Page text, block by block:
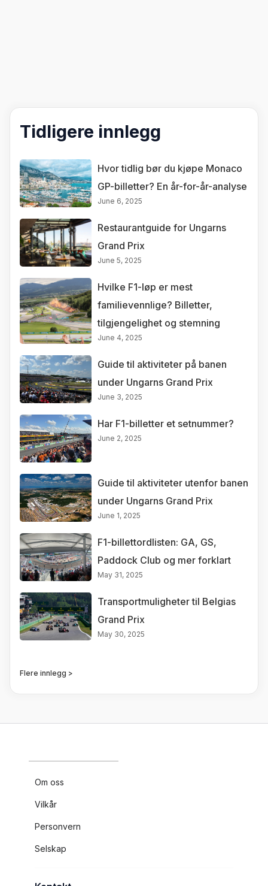
Tidligere innlegg
Hvor tidlig bør du kjøpe Monaco
GP-billetter? En år-for-år-analyse
June 6, 2025
Restaurantguide for Ungarns
Grand Prix
June 5, 2025
Hvilke F1-løp er mest
familievennlige? Billetter,
tilgjengelighet og stemning
June 4, 2025
Guide til aktiviteter på banen
under Ungarns Grand Prix
June 3, 2025
Har F1-billetter et setnummer?
June 2, 2025
Guide til aktiviteter utenfor banen
under Ungarns Grand Prix
June 1, 2025
F1-billettordlisten: GA, GS,
Paddock Club og mer forklart
May 31, 2025
Transportmuligheter til Belgias
Grand Prix
May 30, 2025
Flere innlegg >
Om oss
Vilkår
Personvern
Selskap